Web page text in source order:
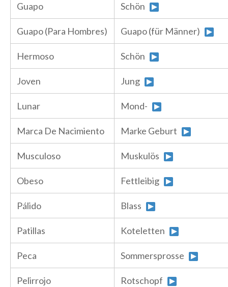
Guapo Schön
Guapo (Para Hombres) Guapo (für Männer)
Hermoso Schön
Joven Jung
Lunar Mond-
Marca De Nacimiento Marke Geburt
Musculoso Muskulös
Obeso Fettleibig
Pálido Blass
Patillas Koteletten
Peca Sommersprosse
Pelirrojo Rotschopf